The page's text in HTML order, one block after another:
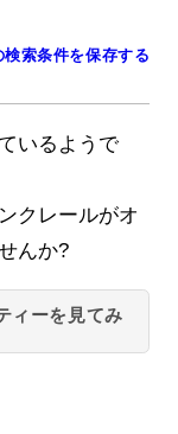
検索条件を保存する
いるようで
クレールがオ
んか?
ィーを見てみ